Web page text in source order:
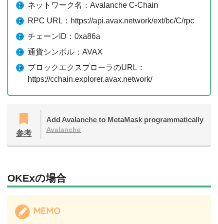
ネットワーク名：Avalanche C-Chain
RPC URL：https://api.avax.network/ext/bc/C/rpc
チェーンID：0xa86a
通貨シンボル：AVAX
ブロックエクスプローラのURL：
https://cchain.explorer.avax.network/
参考
Add Avalanche to MetaMask programmatically
Avalanche
OKExの場合
MEMO